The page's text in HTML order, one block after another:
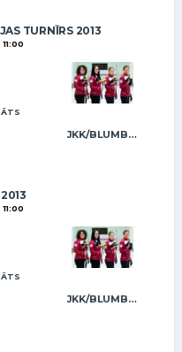
TURNĪRS 2013
11:00
JKK/BLUMBERGA-BĒRZIŅA
11:00
JKK/BLUMBERGA-BĒRZIŅA